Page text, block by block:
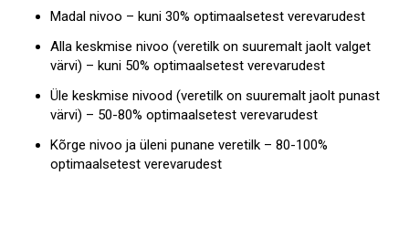
Madal nivoo – kuni 30% optimaalsetest verevarudest
Alla keskmise nivoo (veretilk on suuremalt jaolt valget
värvi) – kuni 50% optimaalsetest verevarudest
Üle keskmise nivood (veretilk on suuremalt jaolt punast
värvi) – 50-80% optimaalsetest verevarudest
Kõrge nivoo ja üleni punane veretilk – 80-100%
optimaalsetest verevarudest